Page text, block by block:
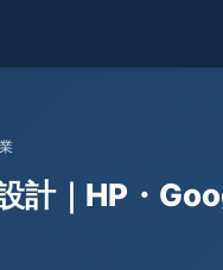
計｜HP・